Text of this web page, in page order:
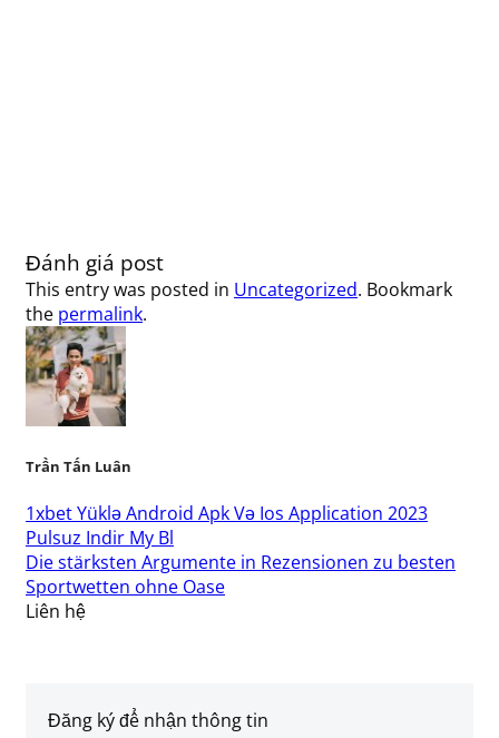
Đánh giá post
This entry was posted in Uncategorized. Bookmark
the permalink.
Trần Tấn Luân
1xbet Yüklə Android Apk Və Ios Application 2023
Pulsuz Indir My Bl
Die stärksten Argumente in Rezensionen zu besten
Sportwetten ohne Oase
Liên hệ
Đăng ký để nhận thông tin